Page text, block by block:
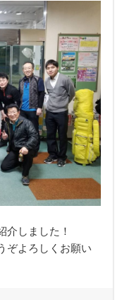
介しました！
ぞよろしくお願い